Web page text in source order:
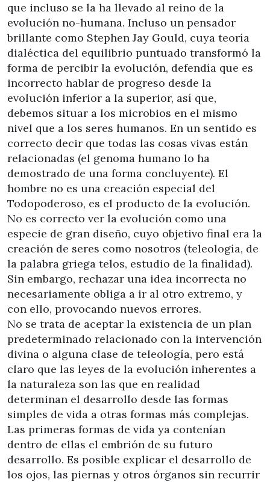
que incluso se la ha llevado al reino de la
evolución no-humana. Incluso un pensador
brillante como Stephen Jay Gould, cuya teoría
dialéctica del equilibrio puntuado transformó la
forma de percibir la evolución, defendía que es
incorrecto hablar de progreso desde la
evolución inferior a la superior, así que,
debemos situar a los microbios en el mismo
nivel que a los seres humanos. En un sentido es
correcto decir que todas las cosas vivas están
relacionadas (el genoma humano lo ha
demostrado de una forma concluyente). El
hombre no es una creación especial del
Todopoderoso, es el producto de la evolución.
No es correcto ver la evolución como una
especie de gran diseño, cuyo objetivo final era la
creación de seres como nosotros (teleología, de
la palabra griega telos, estudio de la finalidad).
Sin embargo, rechazar una idea incorrecta no
necesariamente obliga a ir al otro extremo, y
con ello, provocando nuevos errores.
No se trata de aceptar la existencia de un plan
predeterminado relacionado con la intervención
divina o alguna clase de teleología, pero está
claro que las leyes de la evolución inherentes a
la naturaleza son las que en realidad
determinan el desarrollo desde las formas
simples de vida a otras formas más complejas.
Las primeras formas de vida ya contenían
dentro de ellas el embrión de su futuro
desarrollo. Es posible explicar el desarrollo de
los ojos, las piernas y otros órganos sin recurrir